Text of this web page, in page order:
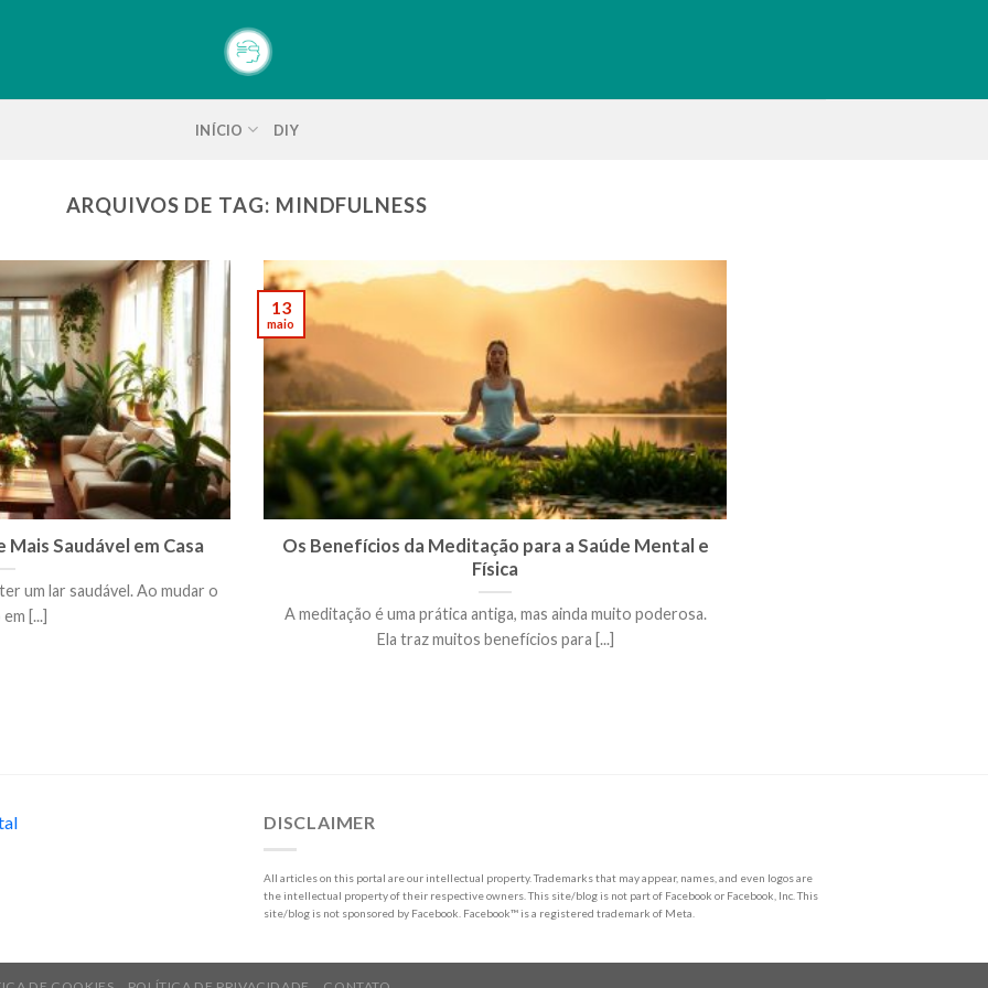
INÍCIO DIY
ARQUIVOS DE TAG: MINDFULNESS
Saudável em Casa
um lar saudável. Ao mudar o
[...]
Os Benefícios da Meditação para a Saúde Mental e
Física
A meditação é uma prática antiga, mas ainda muito poderosa.
Ela traz muitos benefícios para [...]
13
maio
DISCLAIMER
All articles on this portal are our intellectual property. Trademarks that may appear, names, and even logos are
the intellectual property of their respective owners. This site/blog is not part of Facebook or Facebook, Inc. This
site/blog is not sponsored by Facebook. Facebook™ is a registered trademark of Meta.